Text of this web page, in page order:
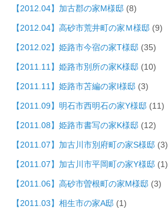
【2012.04】加古郡の家M様邸 (8)
【2012.04】高砂市荒井町の家Ｍ様邸 (9)
【2012.02】姫路市今宿の家T様邸 (35)
【2011.11】姫路市別所の家K様邸 (10)
【2011.11】姫路市苫編の家I様邸 (3)
【2011.09】明石市西明石の家Y様邸 (11)
【2011.08】姫路市書写の家K様邸 (12)
【2011.07】加古川市別府町の家S様邸 (3)
【2011.07】加古川市平岡町の家Y様邸 (1)
【2011.06】高砂市曽根町の家M様邸 (3)
【2011.03】相生市の家A邸 (1)